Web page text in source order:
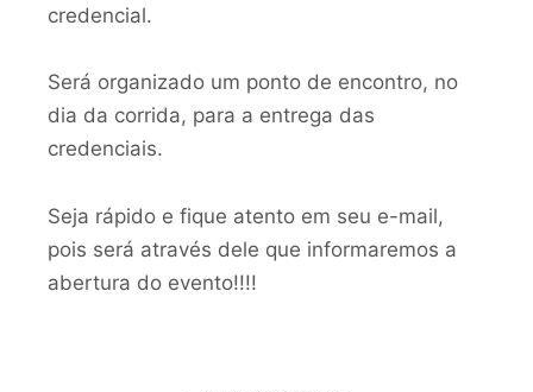
credencial.
Será organizado um ponto de encontro, no
dia da corrida, para a entrega das
credenciais.
Seja rápido e fique atento em seu e-mail,
pois será através dele que informaremos a
abertura do evento!!!!